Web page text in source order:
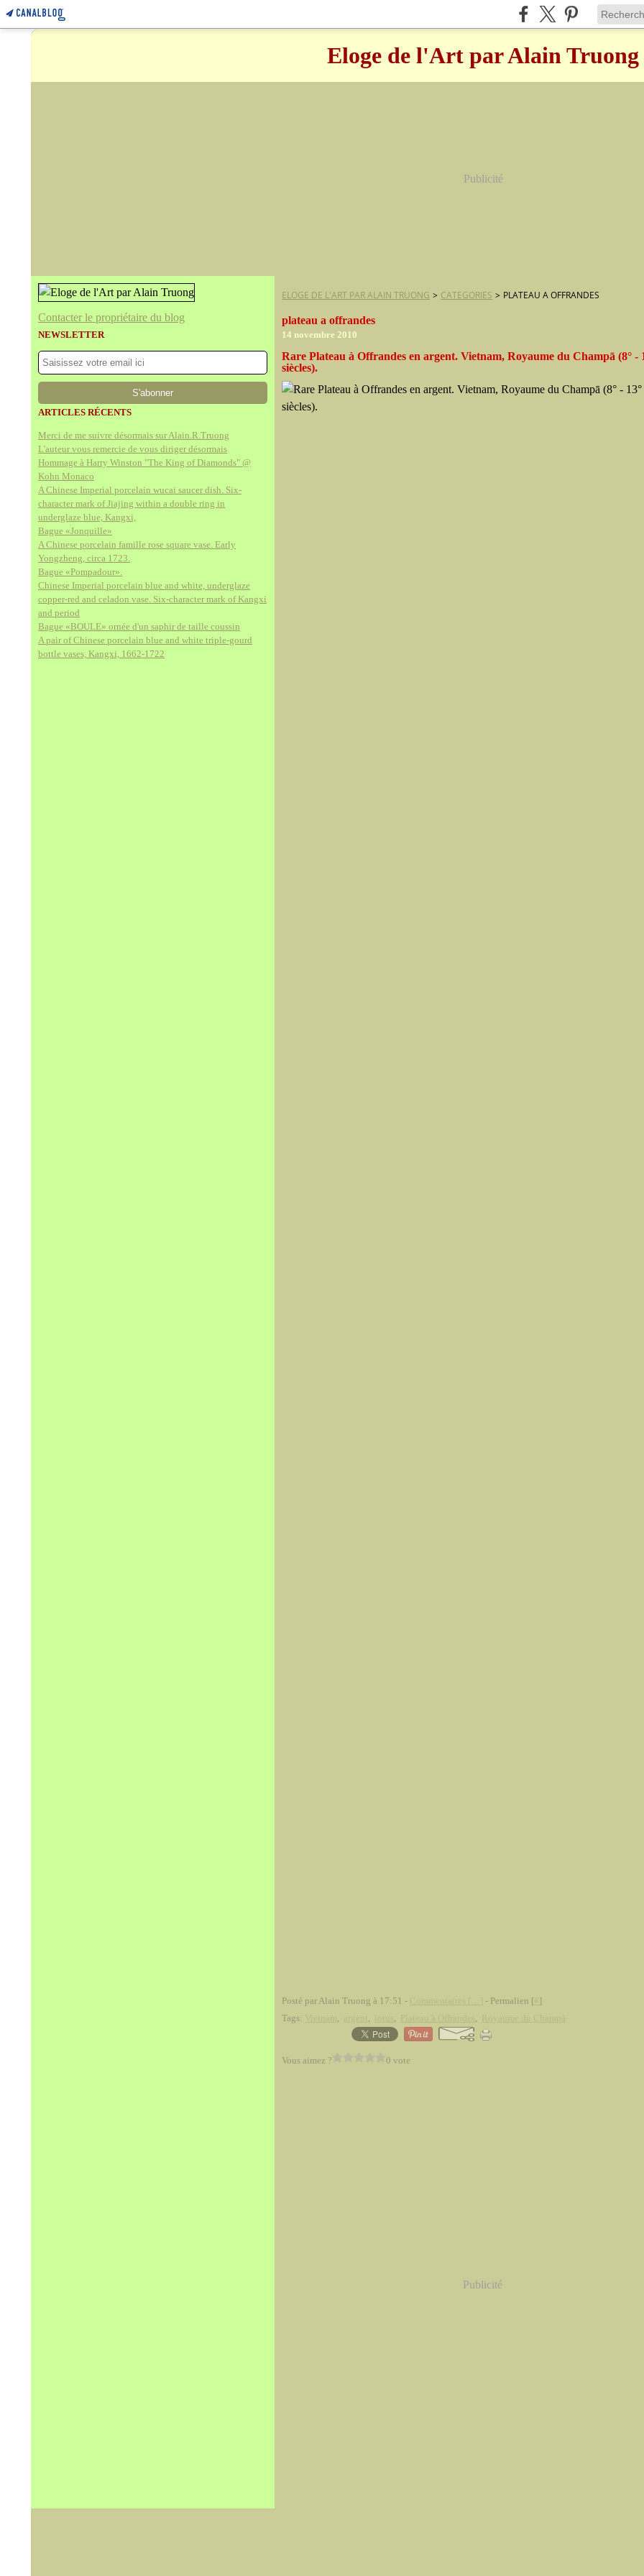
Eloge de l'Art par Alain Truong
Publicité
Contacter le propriétaire du blog
NEWSLETTER
ARTICLES RÉCENTS
Merci de me suivre désormais sur Alain.R.Truong
L'auteur vous remercie de vous diriger désormais
Hommage à Harry Winston "The King of Diamonds" @
Kohn Monaco
A Chinese Imperial porcelain wucai saucer dish. Six-
character mark of Jiajing within a double ring in
underglaze blue, Kangxi,
Bague «Jonquille»
A Chinese porcelain famille rose square vase. Early
Yongzheng, circa 1723.
Bague «Pompadour».
Chinese Imperial porcelain blue and white, underglaze
copper-red and celadon vase. Six-character mark of Kangxi
and period
Bague «BOULE» ornée d'un saphir de taille coussin
A pair of Chinese porcelain blue and white triple-gourd
bottle vases, Kangxi, 1662-1722
ELOGE DE L'ART PAR ALAIN TRUONG > CATEGORIES > PLATEAU A OFFRANDES
plateau a offrandes
14 novembre 2010
Rare Plateau à Offrandes en argent. Vietnam, Royaume du Champā (8° -
siècles).
Posté par Alain Truong à 17:51 - - Permalien [ ]
Tags:
, , , ,
Vous aimez ? 0 vote
Publicité